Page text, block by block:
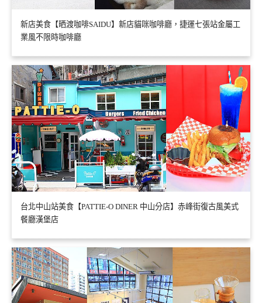
新店美食【晒渡咖啡SAIDU】新店貓咪咖啡廳，捷運七張站金屬工
業風不限時咖啡廳
台北中山站美食【PATTIE-O DINER 中山分店】赤峰街復古風美式
餐廳漢堡店